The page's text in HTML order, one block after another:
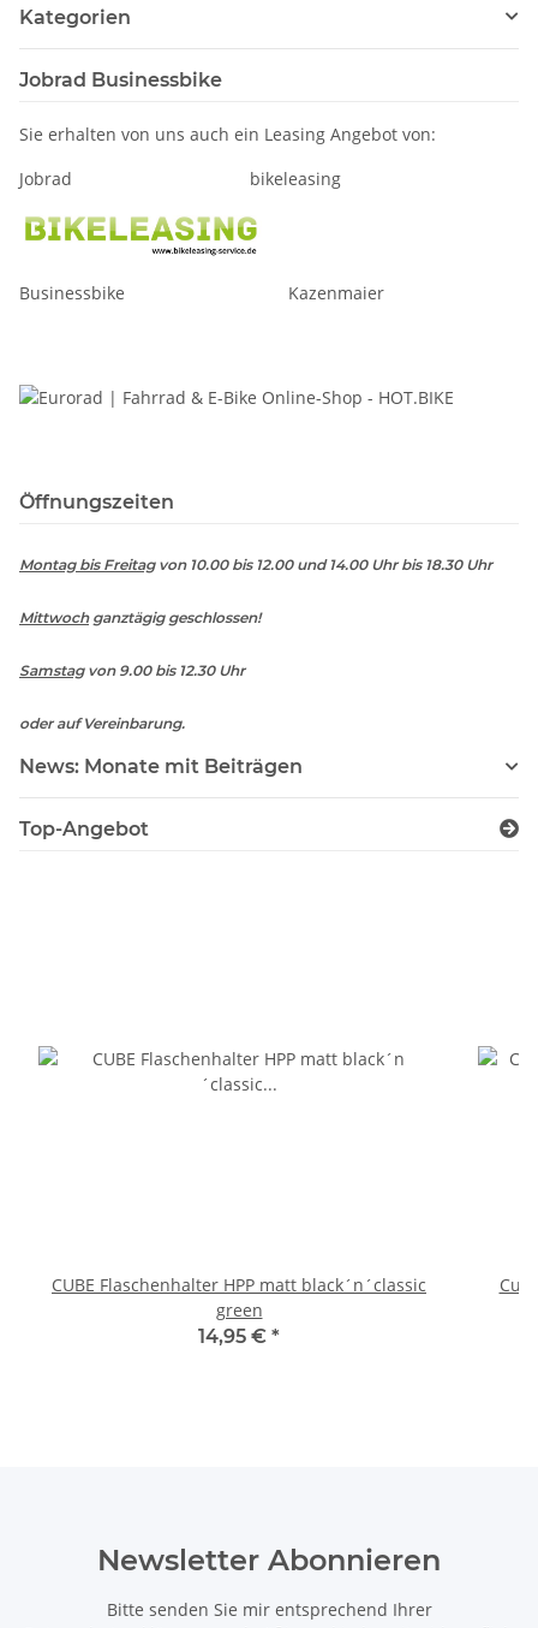
Kategorien
Jobrad Businessbike
Sie erhalten von uns auch ein Leasing Angebot von:
Jobrad bikeleasing
Businessbike Kazenmaier
Öffnungszeiten
Montag bis Freitagvon 10.00 bis 12.00 und 14.00 Uhr bis 18.30 Uhr
Mittwochganztägig geschlossen!
Samstagvon 9.00 bis 12.30 Uhr
oder auf Vereinbarung.
News: Monate mit Beiträgen
Top-Angebot
CUBE Flaschenhalter HPP matt black´n´classic
green
14,95 € *
Newsletter Abonnieren
Bitte senden Sie mir entsprechend Ihrer